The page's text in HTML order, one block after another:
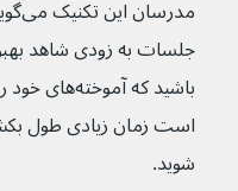
جلسات به زودی شاهد
باشید که
شوید.